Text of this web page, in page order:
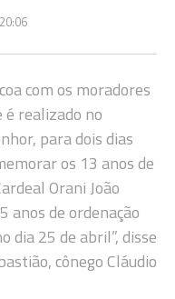
20:06
com os moradores
é realizado no
para dois dias
os 13 anos de
Orani João
anos de ordenação
dia 25 de abril”, disse
cônego Cláudio